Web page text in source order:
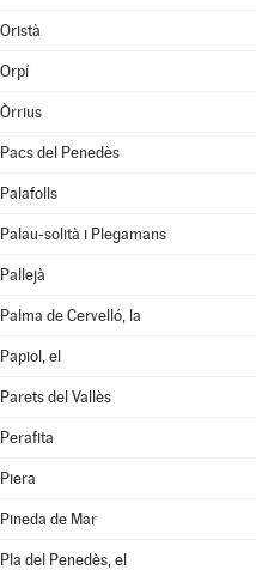
Oristà
Orpí
Òrrius
Pacs del Penedès
Palafolls
Palau-solità i Plegamans
Pallejà
Palma de Cervelló, la
Papiol, el
Parets del Vallès
Perafita
Piera
Pineda de Mar
Pla del Penedès, el